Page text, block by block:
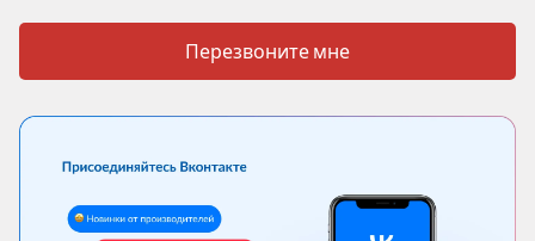
Перезвоните мне